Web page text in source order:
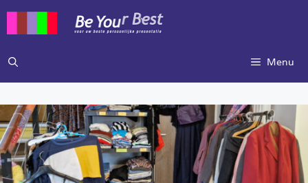
inhoud
Menu